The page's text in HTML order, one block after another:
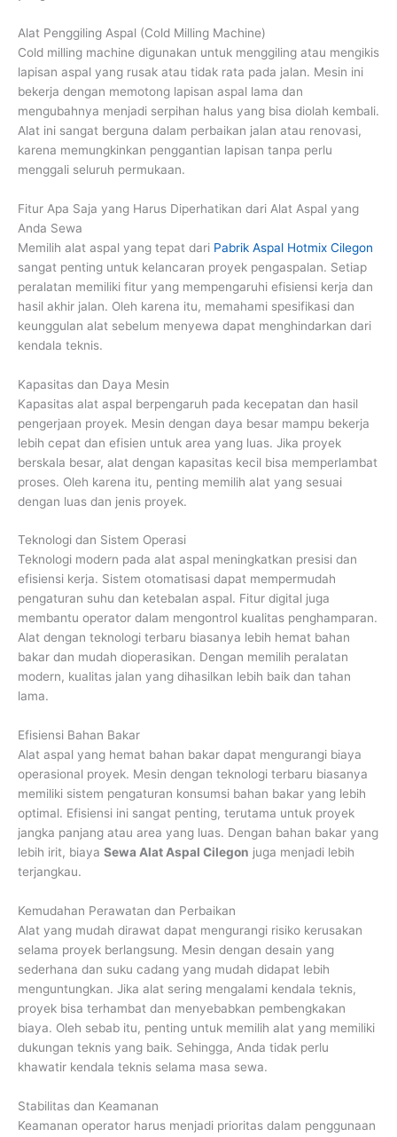
Alat Penggiling Aspal (Cold Milling Machine)
Cold milling machine digunakan untuk menggiling atau mengikis
lapisan aspal yang rusak atau tidak rata pada jalan. Mesin ini
bekerja dengan memotong lapisan aspal lama dan
mengubahnya menjadi serpihan halus yang bisa diolah kembali.
Alat ini sangat berguna dalam perbaikan jalan atau renovasi,
karena memungkinkan penggantian lapisan tanpa perlu
menggali seluruh permukaan.
Fitur Apa Saja yang Harus Diperhatikan dari Alat Aspal yang
Anda Sewa
Memilih alat aspal yang tepat dari Pabrik Aspal Hotmix Cilegon
sangat penting untuk kelancaran proyek pengaspalan. Setiap
peralatan memiliki fitur yang mempengaruhi efisiensi kerja dan
hasil akhir jalan. Oleh karena itu, memahami spesifikasi dan
keunggulan alat sebelum menyewa dapat menghindarkan dari
kendala teknis.
Kapasitas dan Daya Mesin
Kapasitas alat aspal berpengaruh pada kecepatan dan hasil
pengerjaan proyek. Mesin dengan daya besar mampu bekerja
lebih cepat dan efisien untuk area yang luas. Jika proyek
berskala besar, alat dengan kapasitas kecil bisa memperlambat
proses. Oleh karena itu, penting memilih alat yang sesuai
dengan luas dan jenis proyek.
Teknologi dan Sistem Operasi
Teknologi modern pada alat aspal meningkatkan presisi dan
efisiensi kerja. Sistem otomatisasi dapat mempermudah
pengaturan suhu dan ketebalan aspal. Fitur digital juga
membantu operator dalam mengontrol kualitas penghamparan.
Alat dengan teknologi terbaru biasanya lebih hemat bahan
bakar dan mudah dioperasikan. Dengan memilih peralatan
modern, kualitas jalan yang dihasilkan lebih baik dan tahan
lama.
Efisiensi Bahan Bakar
Alat aspal yang hemat bahan bakar dapat mengurangi biaya
operasional proyek. Mesin dengan teknologi terbaru biasanya
memiliki sistem pengaturan konsumsi bahan bakar yang lebih
optimal. Efisiensi ini sangat penting, terutama untuk proyek
jangka panjang atau area yang luas. Dengan bahan bakar yang
lebih irit, biaya Sewa Alat Aspal Cilegon juga menjadi lebih
terjangkau.
Kemudahan Perawatan dan Perbaikan
Alat yang mudah dirawat dapat mengurangi risiko kerusakan
selama proyek berlangsung. Mesin dengan desain yang
sederhana dan suku cadang yang mudah didapat lebih
menguntungkan. Jika alat sering mengalami kendala teknis,
proyek bisa terhambat dan menyebabkan pembengkakan
biaya. Oleh sebab itu, penting untuk memilih alat yang memiliki
dukungan teknis yang baik. Sehingga, Anda tidak perlu
khawatir kendala teknis selama masa sewa.
Stabilitas dan Keamanan
Keamanan operator harus menjadi prioritas dalam penggunaan